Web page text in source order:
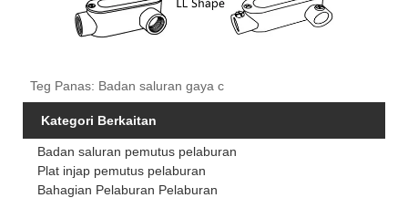
Teg Panas: Badan saluran gaya c
Kategori Berkaitan
Badan saluran pemutus pelaburan
Plat injap pemutus pelaburan
Bahagian Pelaburan Pelaburan